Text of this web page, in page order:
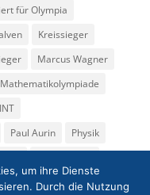
für Olympia
Kreissieger
Marcus Wagner
Mathematikolympiade
Paul Aurin
Physik
Theater
um ihre Dienste
Durch die Nutzung